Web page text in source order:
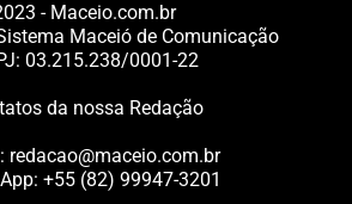
- Maceio.com.br
Maceió de Comunicação
03.215.238/0001-22
da nossa Redação
redacao@maceio.com.br
+55 (82) 99947-3201